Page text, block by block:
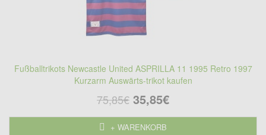
Fußballtrikots Newcastle United ASPRILLA 11 1995 Retro 1997
Kurzarm Auswärts-trikot kaufen
75,85€ 35,85€
+ WARENKORB